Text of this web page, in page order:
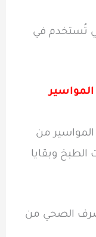
تُستخدم في
من
الطبخ وبقايا
الصحي من